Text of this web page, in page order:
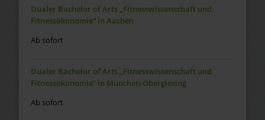
Dualer Bachelor of Arts „Fitnesswissenschaft und
Fitnessökonomie“ in Aachen
Ab sofort
Dualer Bachelor of Arts „Fitnesswissenschaft und
Fitnessökonomie“ in München-Obergiesing
Ab sofort